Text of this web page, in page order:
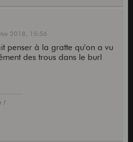
2018, 15:56
penser à la gratte qu'on a vu
des trous dans le burl
!